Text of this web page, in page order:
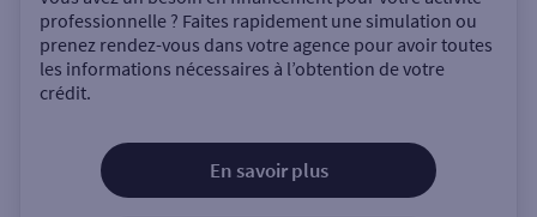
professionnelle ? Faites rapidement une simulation ou
prenez rendez-vous dans votre agence pour avoir toutes
les informations nécessaires à l’obtention de votre
crédit.
En savoir plus